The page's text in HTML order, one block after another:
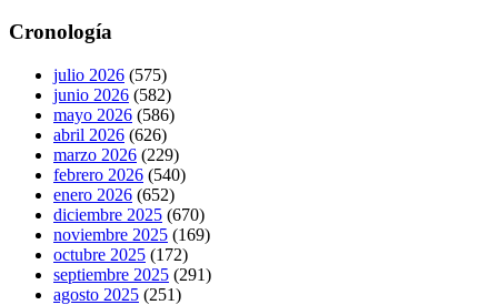
Cronología
julio 2026 (575)
junio 2026 (582)
mayo 2026 (586)
abril 2026 (626)
marzo 2026 (229)
febrero 2026 (540)
enero 2026 (652)
diciembre 2025 (670)
noviembre 2025 (169)
octubre 2025 (172)
septiembre 2025 (291)
agosto 2025 (251)